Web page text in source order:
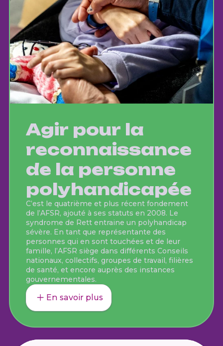
Agir pour la
reconnaissance
de la personne
polyhandicapée
C’est le quatrième et plus récent fondement
de l’AFSR, ajouté à ses statuts en 2008. Le
syndrome de Rett entraine un polyhandicap
sévère. En tant que représentante des
personnes qui en sont touchées et de leur
famille, l’AFSR siège dans différents Conseils
nationaux, collectifs, groupes de travail, filières
de santé, et encore auprès des instances
gouvernementales.
En savoir plus